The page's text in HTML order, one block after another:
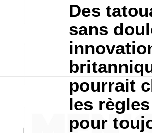
Des
sans
pourrait
les
pour